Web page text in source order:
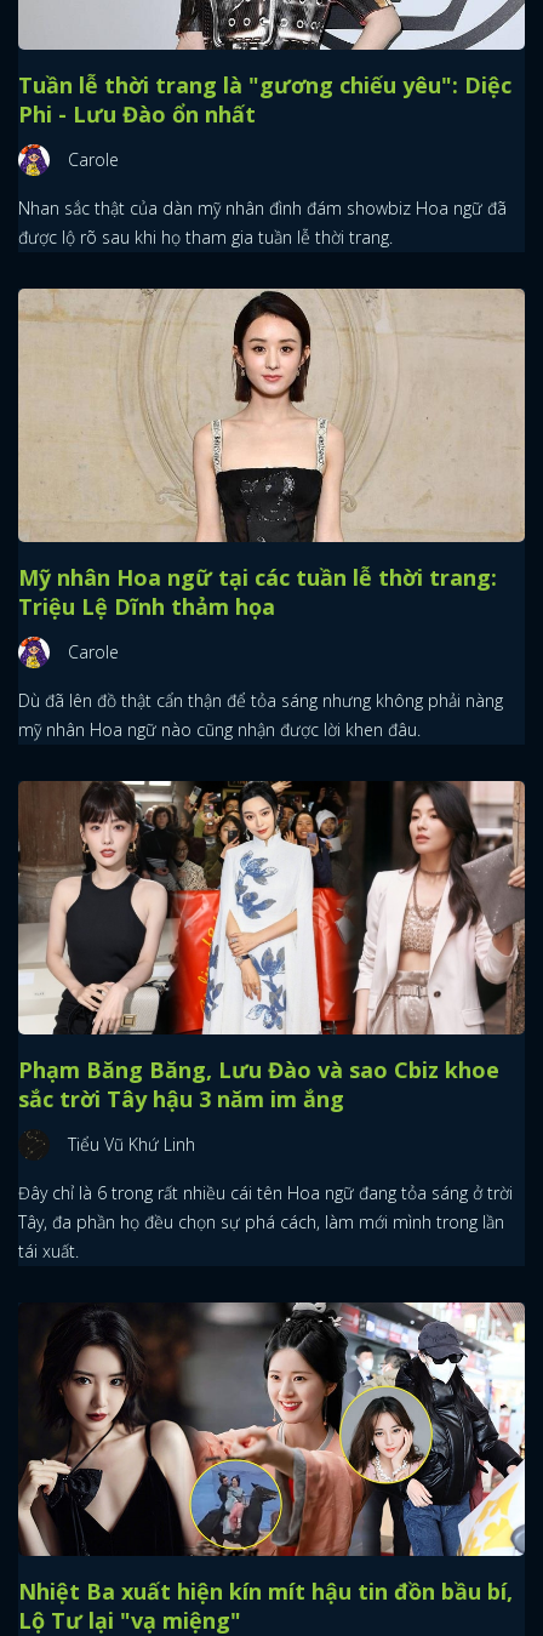
Tuần lễ thời trang là "gương chiếu yêu": Diệc
Phi - Lưu Đào ổn nhất
Carole
Nhan sắc thật của dàn mỹ nhân đình đám showbiz Hoa ngữ đã
được lộ rõ sau khi họ tham gia tuần lễ thời trang.
Mỹ nhân Hoa ngữ tại các tuần lễ thời trang:
Triệu Lệ Dĩnh thảm họa
Carole
Dù đã lên đồ thật cẩn thận để tỏa sáng nhưng không phải nàng
mỹ nhân Hoa ngữ nào cũng nhận được lời khen đâu.
Phạm Băng Băng, Lưu Đào và sao Cbiz khoe
sắc trời Tây hậu 3 năm im ắng
Tiểu Vũ Khứ Linh
Đây chỉ là 6 trong rất nhiều cái tên Hoa ngữ đang tỏa sáng ở trời
Tây, đa phần họ đều chọn sự phá cách, làm mới mình trong lần
tái xuất.
Nhiệt Ba xuất hiện kín mít hậu tin đồn bầu bí,
Lộ Tư lại "vạ miệng"